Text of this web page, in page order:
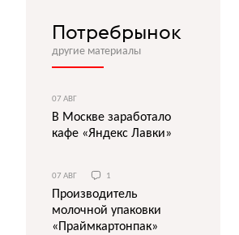
Потребрынок
другие материалы
07 АВГ
В Москве заработало
кафе «Яндекс Лавки»
07 АВГ 1
Производитель
молочной упаковки
«Праймкартонпак»